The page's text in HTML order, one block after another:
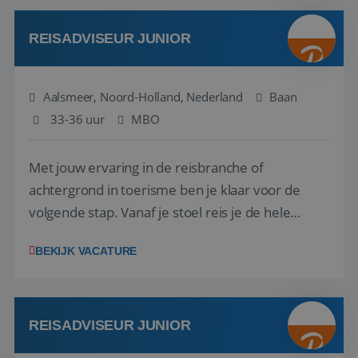
werken: of het nu gaat om vragen ...
REISADVISEUR JUNIOR
Aalsmeer, Noord-Holland, Nederland
Baan
33-36 uur
MBO
Met jouw ervaring in de reisbranche of
achtergrond in toerisme ben je klaar voor de
volgende stap. Vanaf je stoel reis je de hele
wensen van je team, je klant en wat er in de
klanten te overtuigen om die droomreis te
boeken! ...
BEKIJK VACATURE
REISADVISEUR JUNIOR